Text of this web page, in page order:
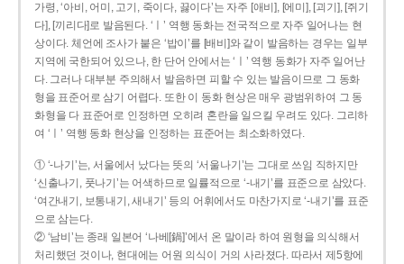
가령, ‘아비, 어미, 고기, 죽이다, 끓이다’는 자주 [애비], [에미], [괴기], [쥐기
다], [끼리다]로 발음된다. ‘ㅣ’ 역행 동화는 전국적으로 자주 일어나는 현
상이다. 체언에 조사가 붙은 ‘밥이’를 [배비]와 같이 발음하는 경우는 일부
지역에 국한되어 있으나, 한 단어 안에서는 ‘ㅣ’ 역행 동화가 자주 일어난
다. 그러나 대부분 주의해서 발음하면 피할 수 있는 발음이므로 그 동화
형을 표준어로 삼기 어렵다. 또한 이 동화 현상은 매우 광범위하여 그 동
화형을 다 표준어로 인정하면 오히려 혼란을 일으킬 우려도 있다. 그리하
여 ‘ㅣ’ 역행 동화 현상을 인정하는 표준어는 최소화하였다.
① ‘-나기’는, 서울에서 났다는 뜻의 ‘서울나기’는 그대로 쓰임 직하지만
‘신출나기, 풋나기’는 어색하므로 일률적으로 ‘-내기’를 표준으로 삼았다.
‘여간내기, 보통내기, 새내기’ 등의 어휘에서도 마찬가지로 ‘-내기’를 표준
으로 삼는다.
② ‘남비’는 종래 일본어 ‘나베[鍋]’에서 온 말이라 하여 원형을 의식해서
처리했던 것이나, 현대에는 어원 의식이 거의 사라졌다. 따라서 제5항에